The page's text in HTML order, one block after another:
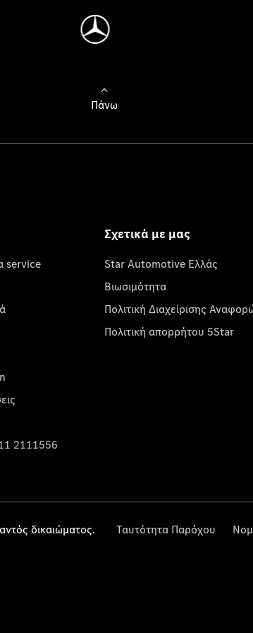
Πάνω
service
2111556
Σχετικά με μας
Star Automotive Ελλάς
Βιωσιμότητα
Πολιτική Διαχείρισης
Πολιτική απορρήτου 5Star
δικαιώματος. Ταυτότητα Παρόχου